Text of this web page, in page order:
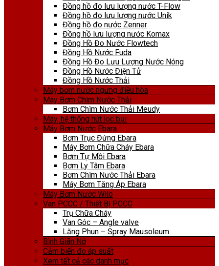
Đồng hồ đo lưu lượng nước T-Flow
Đồng hồ đo lưu lượng nước Unik
Đồng hồ đo nước Zenner
Đồng hồ lưu lượng nước Komax
Đồng Hồ Đo Nước Flowtech
Đồng Hồ Nước Fuda
Đồng Hồ Đo Lưu Lượng Nước Nóng
Đồng Hồ Nước Điện Tử
Đồng Hồ Nước Thải
Máy bơm nước ngưng điều hòa
Máy Bơm Chìm Nước Thải
Bơm Chìm Nước Thải Meudy
Máy, hệ thống hút lọc bụi
Máy Bơm Nước Ebara
Bơm Trục Đứng Ebara
Máy Bơm Chữa Cháy Ebara
Bơm Tự Mồi Ebara
Bơm Ly Tâm Ebara
Bơm Chìm Nước Thải Ebara
Máy Bơm Tăng Áp Ebara
Máy Bơm Nước Wilo
Van PCCC / Thiết Bị PCCC
Trụ Chữa Cháy
Van Góc – Angle valve
Lăng Phun – Spray Mausoleum
Bình Giãn Nở
Cảm biến đo áp suất
Xem tất cả các danh mục